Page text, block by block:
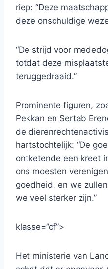
riep: “Deze
deze onschuldige
“De strijd voor
totdat deze
teruggedraaid.”
Prominente figuren,
Pekkan en Sertab
de
hartstochtelijk: “De
ontketende een kreet
ons moesten
goedheid, en we
we veel sterker zijn.”
klasse=”cf”>
Het ministerie van